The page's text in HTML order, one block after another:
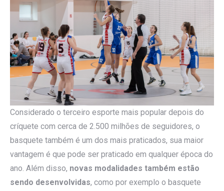
Considerado o terceiro esporte mais popular depois do
críquete com cerca de 2.500 milhões de seguidores, o
basquete também é um dos mais praticados, sua maior
vantagem é que pode ser praticado em qualquer época do
ano. Além disso, novas modalidades também estão
sendo desenvolvidas, como por exemplo o basquete